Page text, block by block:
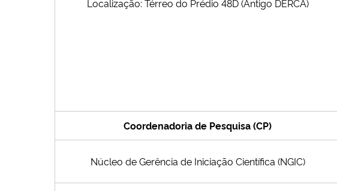
Localização: Térreo do Prédio 48D (Antigo DERCA)
Coordenadoria de Pesquisa (CP)
Núcleo de Gerência de Iniciação Científica (NGIC)